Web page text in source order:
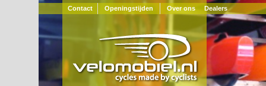
Contact Openingstijden Over ons Dealers